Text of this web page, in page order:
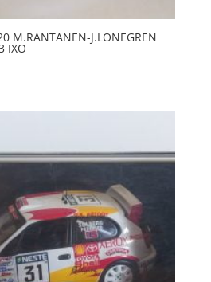
M.RANTANEN-J.LONEGREN
IXO